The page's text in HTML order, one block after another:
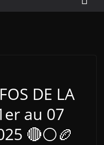
DE LA
au 07
🔴⚪🏉